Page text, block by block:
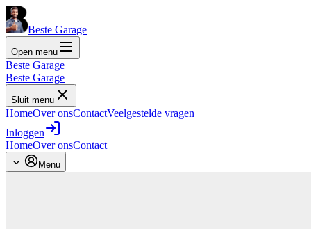
Beste Garage
Open menu
Beste Garage
Beste Garage
Sluit menu
HomeOver onsContactVeelgestelde vragen
Inloggen
HomeOver onsContact
Menu